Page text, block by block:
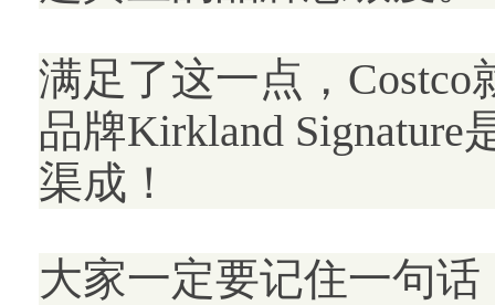
满足了这一点，
品牌Kirkland
渠成！
大家一定要记住一句